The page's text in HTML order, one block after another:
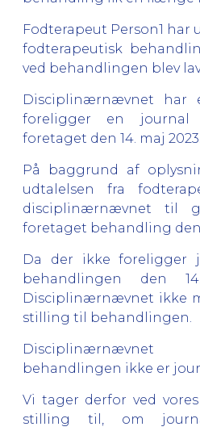
Fodterapeut Person1 har
fodterapeutisk
ved behandlingen blev
Disciplinærnævnet har
foreligger en journal
foretaget den 14. maj 2023.
På baggrund af
udtalelsen fra
disciplinærnævnet til
foretaget behandling den
Da der ikke foreligger
behandlingen den
Disciplinærnævnet ikke
stilling til behandlingen.
behandlingen ikke er
Vi tager derfor ved
stilling til, om